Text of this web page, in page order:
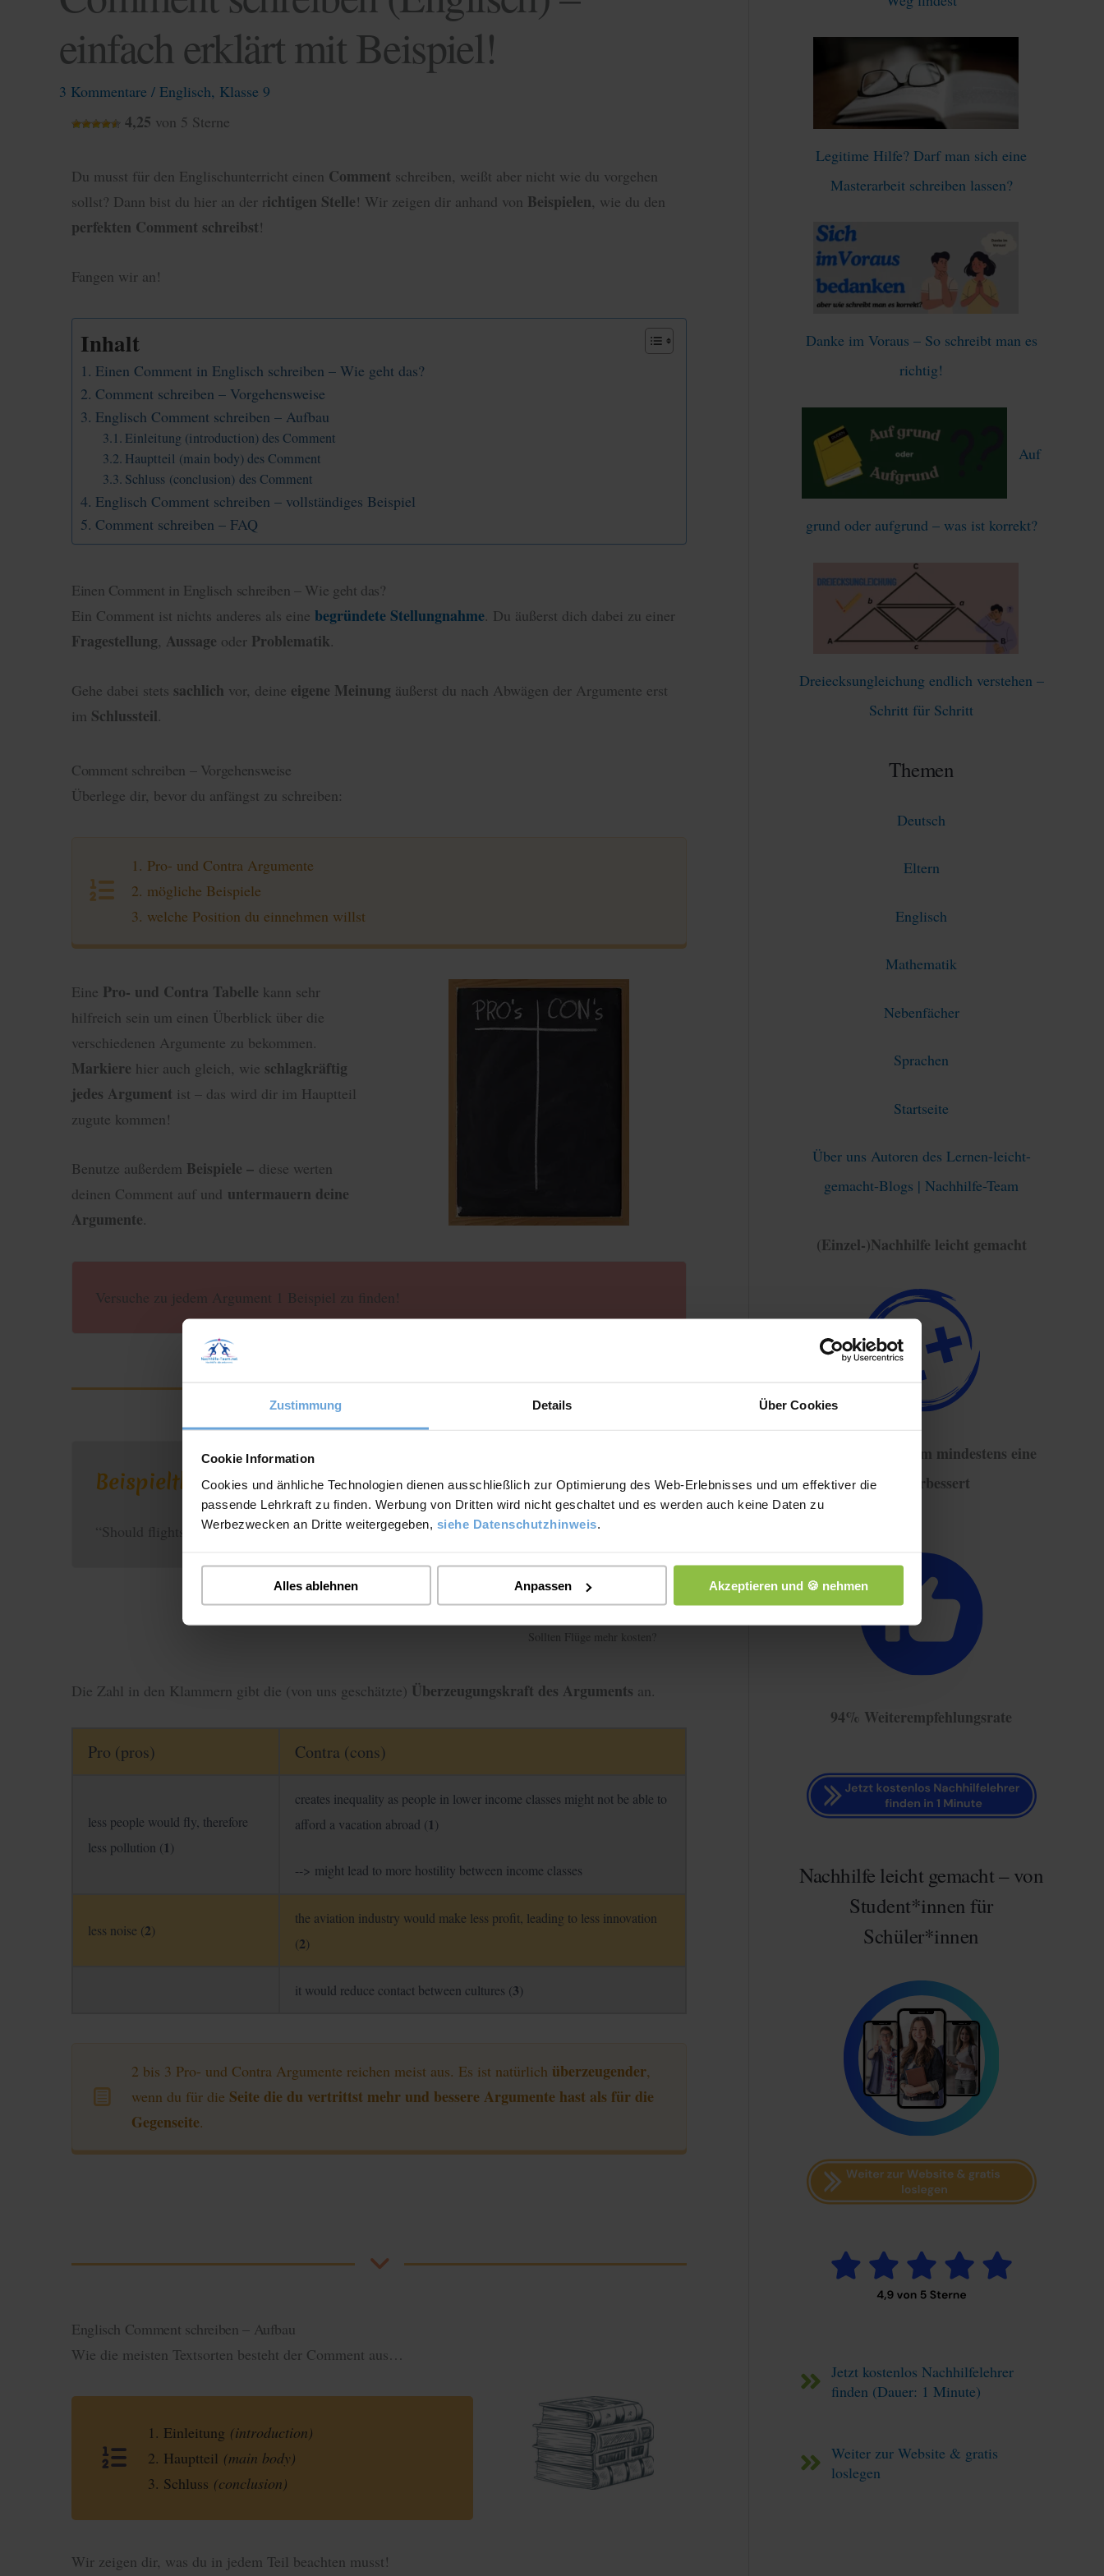
Zustimmung Details Über Cookies
Cookie Information
Cookies und änhliche Technologien dienen ausschließlich zur Optimierung des Web-Erlebnisses und um effektiver die
passende Lehrkraft zu finden. Werbung von Dritten wird nicht geschaltet und es werden auch keine Daten zu
Werbezwecken an Dritte weitergegeben, siehe Datenschutzhinweis.
Alles ablehnen Anpassen Akzeptieren und 🍪 nehmen
einfach erklärt mit Beispiel!
3 Kommentare / Englisch, Klasse 9
4,25 von 5 Sterne
Du musst für den Englischunterricht einen Comment schreiben, weißt aber nicht wie du vorgehen
sollst? Dann bist du hier an der richtigen Stelle! Wir zeigen dir anhand von Beispielen, wie du den
perfekten Comment schreibst!
Fangen wir an!
Inhalt
Einen Comment in Englisch schreiben – Wie geht das?
Comment schreiben – Vorgehensweise
Englisch Comment schreiben – Aufbau
Einleitung (introduction) des Comment
Hauptteil (main body) des Comment
Schluss (conclusion) des Comment
Englisch Comment schreiben – vollständiges Beispiel
Comment schreiben – FAQ
Einen Comment in Englisch schreiben – Wie geht das?
Ein Comment ist nichts anderes als eine begründete Stellungnahme. Du äußerst dich dabei zu einer
Fragestellung, Aussage oder Problematik.
Gehe dabei stets sachlich vor, deine eigene Meinung äußerst du nach Abwägen der Argumente erst
im Schlussteil.
Comment schreiben – Vorgehensweise
Überlege dir, bevor du anfängst zu schreiben:
1. Pro- und Contra Argumente
2. mögliche Beispiele
3. welche Position du einnehmen willst
Eine Pro- und Contra Tabelle kann sehr
hilfreich sein um einen Überblick über die
verschiedenen Argumente zu bekommen.
Markiere hier auch gleich, wie schlagkräftig
jedes Argument ist – das wird dir im Hauptteil
zugute kommen!
Benutze außerdem Beispiele – diese werten
deinen Comment auf und untermauern deine
Argumente.
Versuche zu jedem Argument 1 Beispiel zu finden!
Beispielthema
“Should flights be more expensive?”
Sollten Flüge mehr kosten?
Die Zahl in den Klammern gibt die (von uns geschätzte) Überzeugungskraft des Arguments an.
Pro (pros) Contra (cons)
less people would fly, therefore
less pollution (1)
creates inequality as people in lower income classes might not be able to
afford a vacation abroad (1)
--> might lead to more hostility between income classes
less noise (2)
the aviation industry would make less profit, leading to less innovation
(2)
it would reduce contact between cultures (3)
2 bis 3 Pro- und Contra Argumente reichen meist aus. Es ist natürlich überzeugender,
wenn du für die Seite die du vertrittst mehr und bessere Argumente hast als für die
Gegenseite.
Englisch Comment schreiben – Aufbau
Wie die meisten Textsorten besteht der Comment aus…
1. Einleitung (introduction)
2. Hauptteil (main body)
3. Schluss (conclusion)
Wir zeigen dir, was du in jedem Teil beachten musst!
Legitime Hilfe? Darf man sich eine
Masterarbeit schreiben lassen?
Danke im Voraus – So schreibt man es
richtig!
Auf
grund oder aufgrund – was ist korrekt?
Dreiecksungleichung endlich verstehen –
Schritt für Schritt
Themen
Deutsch
Eltern
Englisch
Mathematik
Nebenfächer
Sprachen
Startseite
Über uns Autoren des Lernen-leicht-
gemacht-Blogs | Nachhilfe-Team
(Einzel-)Nachhilfe leicht gemacht
93% haben sich um mindestens eine
Note verbessert
94% Weiterempfehlungsrate
Nachhilfe leicht gemacht – von
Student*innen für
Schüler*innen
Jetzt kostenlos Nachhilfelehrer
finden (Dauer: 1 Minute)
Weiter zur Website & gratis
loslegen